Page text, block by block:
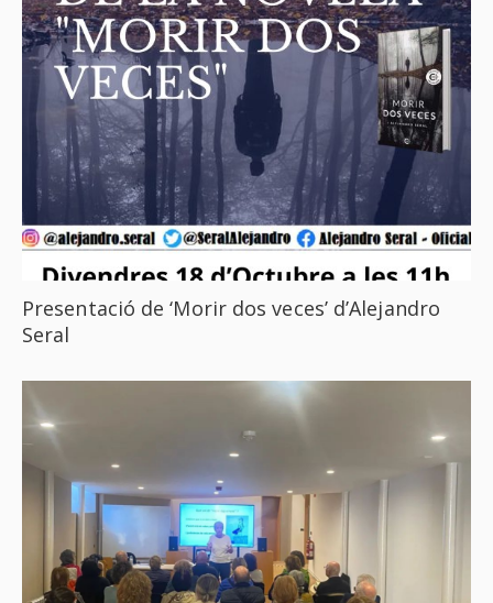
Presentació de ‘Morir dos veces’ d’Alejandro
Seral